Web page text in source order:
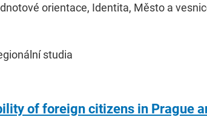
orientace, Identita, Město a
studia
of foreign citizens in Prague